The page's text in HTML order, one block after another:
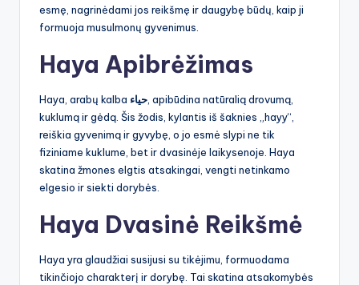
esmę, nagrinėdami jos reikšmę ir daugybę būdų, kaip ji
formuoja musulmonų gyvenimus.
Haya Apibrėžimas
Haya, arabų kalba حياء , apibūdina natūralią drovumą,
kuklumą ir gėdą. Šis žodis, kylantis iš šaknies „hayy“,
reiškia gyvenimą ir gyvybę, o jo esmė slypi ne tik
fiziniame kuklume, bet ir dvasinėje laikysenoje. Haya
skatina žmones elgtis atsakingai, vengti netinkamo
elgesio ir siekti dorybės.
Haya Dvasinė Reikšmė
Haya yra glaudžiai susijusi su tikėjimu, formuodama
tikinčiojo charakterį ir dorybę. Tai skatina atsakomybės